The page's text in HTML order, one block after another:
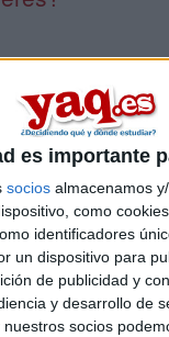
es importante
socios almacenamos
como
identificadores
un dispositivo para
de publicidad y
y desarrollo de
socios